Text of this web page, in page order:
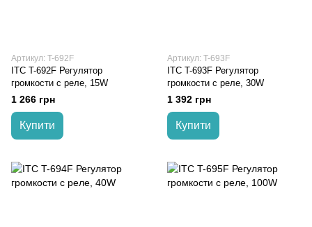
Артикул: T-692F
ITC T-692F Регулятор
громкости с реле, 15W
1 266 грн
Купити
Артикул: T-693F
ITC T-693F Регулятор
громкости с реле, 30W
1 392 грн
Купити